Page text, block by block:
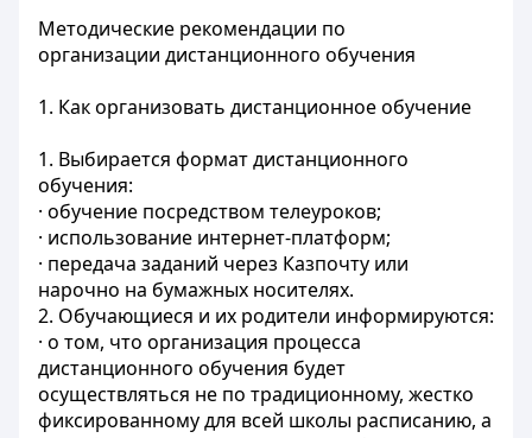
Методические рекомендации по
организации дистанционного обучения
1. Как организовать дистанционное обучение
1. Выбирается формат дистанционного
обучения:
· обучение посредством телеуроков;
· использование интернет-платформ;
· передача заданий через Казпочту или
нарочно на бумажных носителях.
2. Обучающиеся и их родители информируются:
· о том, что организация процесса
дистанционного обучения будет
осуществляться не по традиционному, жестко
фиксированному для всей школы расписанию, а